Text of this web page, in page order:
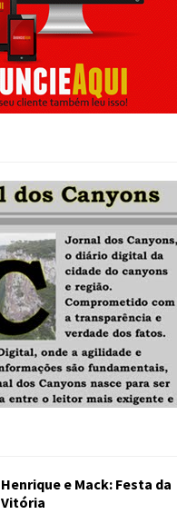
Henrique e Mack: Festa da
Vitória